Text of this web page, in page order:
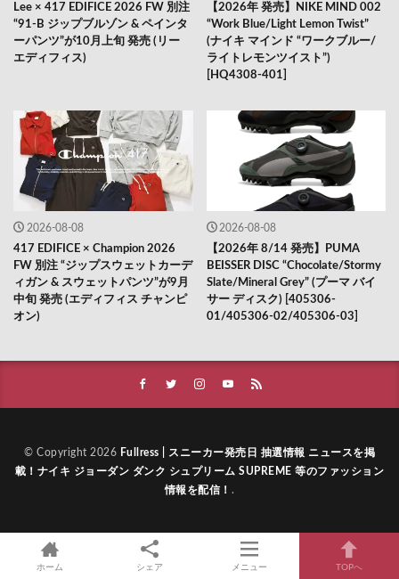
Lee × 417 EDIFICE 2026 FW 別注
“91-B ジップブルゾン & ペインタ
ーパンツ”が10月上旬 発売 (リー
エディフィス)
【2026年 発売】NIKE MIND 002
“Work Blue/Light Lemon Twist”
(ナイキ マインド “ワークブルー/
ライトレモンツイスト”)
[HQ4308-401]
2026-08-08
417 EDIFICE × Champion 2026
FW 別注 “ジップスウェットカーデ
ィガン & スウェットパンツ”が9月
中旬 発売 (エディフィス チャンピ
オン)
2026-08-08
【2026年 8/14 発売】PUMA
BEISSER DISC “Chocolate/Stormy
Slate/Mineral Grey” (プーマ バイ
サー ディスク) [405306-
01/405306-02/405306-03]
© Copyright 2026 Fullress | スニーカー発売日 抽選情報 ニュースを掲
載！ナイキ ジョーダン ダンク シュプリーム SUPREME 等のファッション
情報を配信！ .
ホーム シェア メニュー TOPへ